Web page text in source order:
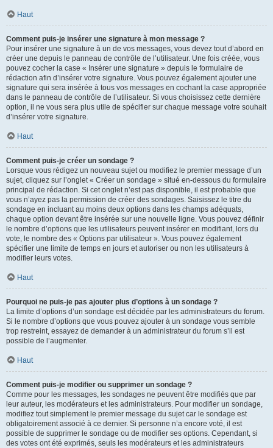
Haut
Comment puis-je insérer une signature à mon message ?
Pour insérer une signature à un de vos messages, vous devez tout d’abord en
créer une depuis le panneau de contrôle de l’utilisateur. Une fois créée, vous
pouvez cocher la case « Insérer une signature » depuis le formulaire de
rédaction afin d’insérer votre signature. Vous pouvez également ajouter une
signature qui sera insérée à tous vos messages en cochant la case appropriée
dans le panneau de contrôle de l’utilisateur. Si vous choisissez cette dernière
option, il ne vous sera plus utile de spécifier sur chaque message votre souhait
d’insérer votre signature.
Haut
Comment puis-je créer un sondage ?
Lorsque vous rédigez un nouveau sujet ou modifiez le premier message d’un
sujet, cliquez sur l’onglet « Créer un sondage » situé en-dessous du formulaire
principal de rédaction. Si cet onglet n’est pas disponible, il est probable que
vous n’ayez pas la permission de créer des sondages. Saisissez le titre du
sondage en incluant au moins deux options dans les champs adéquats,
chaque option devant être insérée sur une nouvelle ligne. Vous pouvez définir
le nombre d’options que les utilisateurs peuvent insérer en modifiant, lors du
vote, le nombre des « Options par utilisateur ». Vous pouvez également
spécifier une limite de temps en jours et autoriser ou non les utilisateurs à
modifier leurs votes.
Haut
Pourquoi ne puis-je pas ajouter plus d’options à un sondage ?
La limite d’options d’un sondage est décidée par les administrateurs du forum.
Si le nombre d’options que vous pouvez ajouter à un sondage vous semble
trop restreint, essayez de demander à un administrateur du forum s’il est
possible de l’augmenter.
Haut
Comment puis-je modifier ou supprimer un sondage ?
Comme pour les messages, les sondages ne peuvent être modifiés que par
leur auteur, les modérateurs et les administrateurs. Pour modifier un sondage,
modifiez tout simplement le premier message du sujet car le sondage est
obligatoirement associé à ce dernier. Si personne n’a encore voté, il est
possible de supprimer le sondage ou de modifier ses options. Cependant, si
des votes ont été exprimés, seuls les modérateurs et les administrateurs